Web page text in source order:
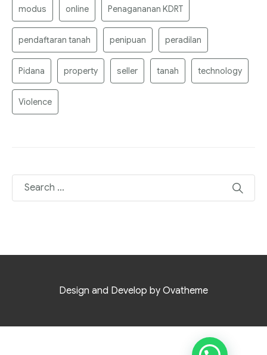
modus online Penagananan KDRT
pendaftaran tanah penipuan peradilan
Pidana property seller tanah technology
Violence
Design and Develop by Ovatheme